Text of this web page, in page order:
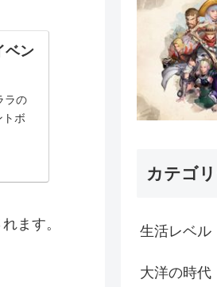
ベン
ラの
トボ
ます。
カテゴ
生活レベル
大洋の時代